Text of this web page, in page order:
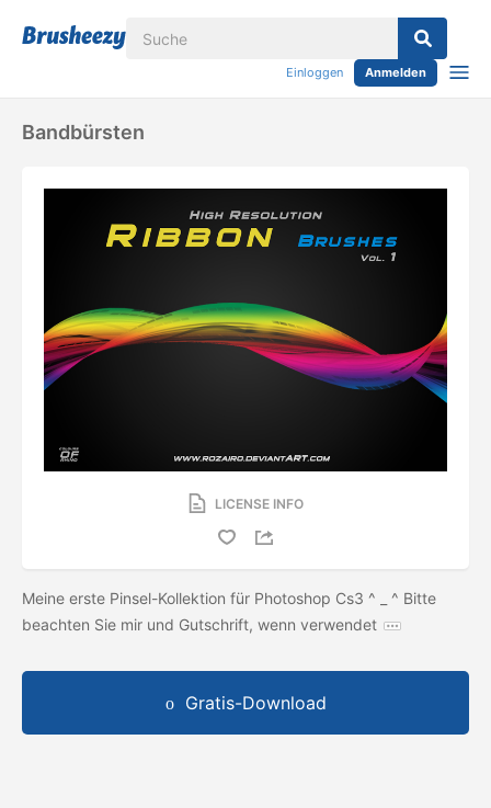
Einloggen Anmelden
Bandbürsten
LICENSE INFO
Meine erste Pinsel-Kollektion für Photoshop Cs3 ^ _ ^ Bitte
beachten Sie mir und Gutschrift, wenn verwendet
Gratis-Download